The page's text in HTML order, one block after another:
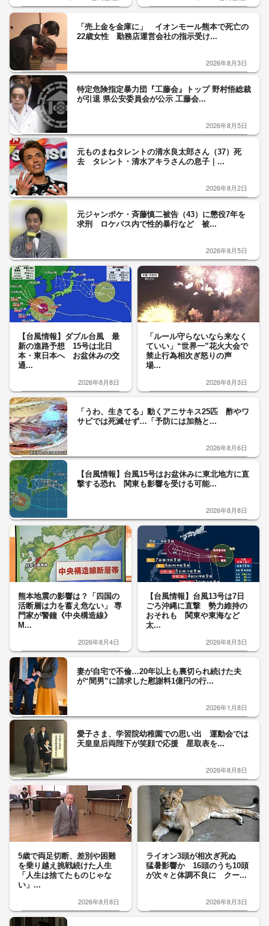
「売上金を金庫に」 イオンモール熊本で死亡の
22歳女性 勤務店運営会社の指示受け...
2026年8月3日
特定危険指定暴力団『工藤会』トップ 野村悟総裁
が引退 県公安委員会が公示 工藤会...
2026年8月5日
元ものまねタレントの清水良太郎さん（37）死
去 タレント・清水アキラさんの息子｜...
2026年8月2日
元ジャンポケ・斉藤慎二被告（43）に懲役7年を
求刑 ロケバス内で性的暴行など 被...
2026年8月5日
【台風情報】ダブル台風 最
新の進路予想 15号は北日
本・東日本へ お盆休みの交
通...
2026年8月8日
「ルール守らないなら来なく
ていい」“世界一”花火大会で
禁止行為相次ぎ怒りの声
場...
2026年8月3日
「うわ、生きてる」動くアニサキス25匹 酢やワ
サビでは死滅せず…「予防には加熱と...
2026年8月6日
【台風情報】台風15号はお盆休みに東北地方に直
撃する恐れ 関東も影響を受ける可能...
2026年8月8日
熊本地震の影響は？「四国の
活断層は力を蓄え危ない」 専
門家が警鐘《中央構造線》
M...
2026年8月4日
【台風情報】台風13号は7日
ごろ沖縄に直撃 勢力維持の
おそれも 関東や東海など
太...
2026年8月3日
妻が自宅で不倫…20年以上も裏切られ続けた夫
が“間男”に請求した慰謝料1億円の行...
2026年1月8日
愛子さま、学習院幼稚園での思い出 運動会では
天皇皇后両陛下が笑顔で応援 星取表を...
2026年8月8日
5歳で両足切断、差別や困難
を乗り越え挑戦続けた人生
「人生は捨てたものじゃな
い」...
2026年8月8日
ライオン3頭が相次ぎ死ぬ
猛暑影響か 16頭のうち10頭
が次々と体調不良に クー...
2026年8月3日